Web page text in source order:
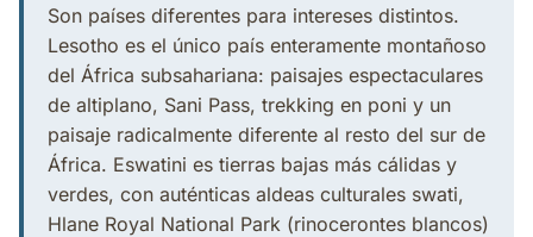
Son países diferentes para intereses distintos.
Lesotho es el único país enteramente montañoso
del África subsahariana: paisajes espectaculares
de altiplano, Sani Pass, trekking en poni y un
paisaje radicalmente diferente al resto del sur de
África. Eswatini es tierras bajas más cálidas y
verdes, con auténticas aldeas culturales swati,
Hlane Royal National Park (rinocerontes blancos)